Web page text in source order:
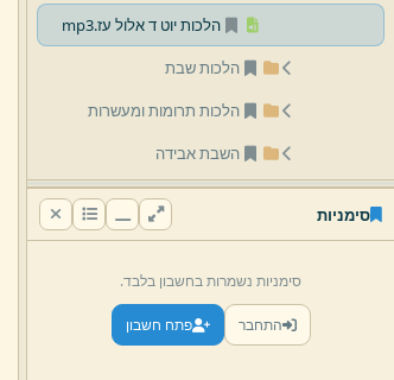
הלכות יוט ד אלול עז.mp3
הלכות שבת
הלכות תרומות ומעשרות
השבת אבידה
זרעים
שונות
02 למלמדים
03 מועדים
סימניות
סימניות נשמרות בחשבון בלבד.
התחבר פתח חשבון